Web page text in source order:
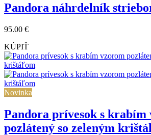
Pandora náhrdelník
95.00 €
KÚPIŤ
Novinka
Pandora prívesok s krabím
pozlátený so zeleným